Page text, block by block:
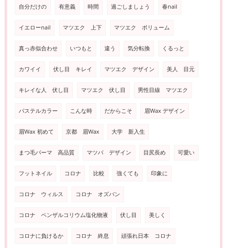
自分だけの 有意義 時間 過ごしましょう 春nail
イエローnail マツエク 上下 マツエク ボリューム
真っ赤似合わせ いつもと 違う 気分転換 くるっと
カワイイ 伏し目 キレイ マツエク デザイン 美人 目元
キレイな人 伏し目 マツエク 伏し目 男性目線 マツエク
パステルカラー こんな時 だからこそ 眉Wax デザイン
眉Wax 初めて 京都 眉Wax 大学 新入生
まつ毛パーマ 高品質 マツパ デザイン 目尻長め 可愛い
フットネイル コロナ 比較 強くても 印象に
コロナ ウィルス コロナ オズバン
コロナ ペンザルコリウム塩化物液 伏し目 美しく
コロナに負けるか コロナ 終息 頑張れ日本 コロナ